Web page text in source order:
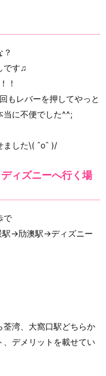
？
です♫
！
もレバーを押してやっと
当に不便でした^^;
ました\( ˆoˆ )/
ィズニーへ行く場
で
→劤澳駅→ディズニー
荃湾、大窩口駅どちらか
、デメリットを載せてい